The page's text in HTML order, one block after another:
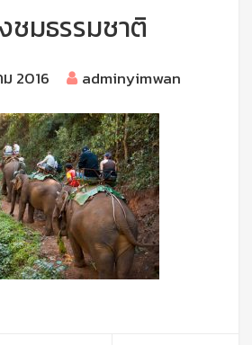
ชมธรรมชาติ
2016 adminyimwan